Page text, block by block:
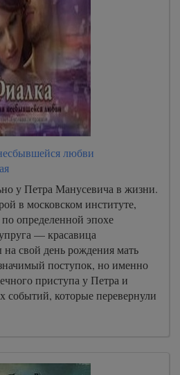
любви
у Петра Манусевича в жизни.
в московском институте,
по определенной эпохе
— красавица
свой день рождения мать
поступок, но именно
приступа у Петра и
которые перевернули